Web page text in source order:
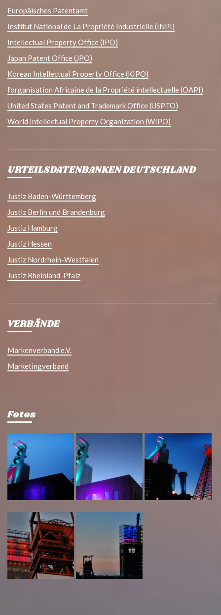
Europäisches Patentamt
Institut National de La Propriété Industrielle (INPI)
Intellectual Property Office (IPO)
Japan Patent Office (JPO)
Korean Intellectual Property Office (KIPO)
l'organisation Africaine de la Propriété intellectuelle (OAPI)
United States Patent and Trademark Office (USPTO)
World Intellectual Property Organization (WIPO)
URTEILSDATENBANKEN DEUTSCHLAND
Justiz Baden-Württemberg
Justiz Berlin und Brandenburg
Justiz Hamburg
Justiz Hessen
Justiz Nordrhein-Westfalen
Justiz Rheinland-Pfalz
VERBÄNDE
Markenverband e.V.
Marketingverband
Fotos